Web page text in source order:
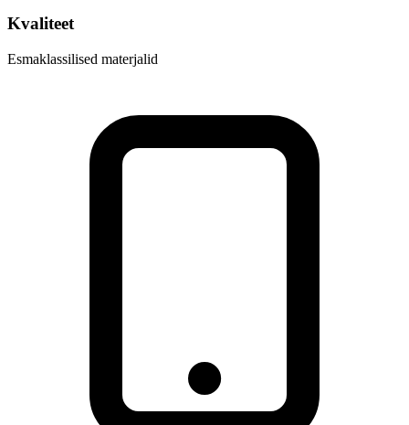
Kvaliteet
Esmaklassilised materjalid